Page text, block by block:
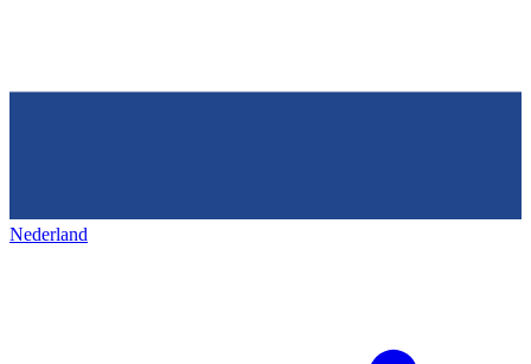
Nederland